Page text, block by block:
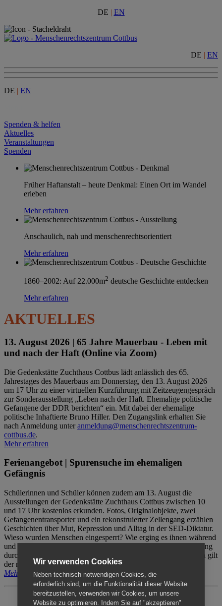
DE | EN
DE | EN
DE | EN
Spenden & helfen
Aktuelles
Veranstaltungen
Spenden
Früher Haftanstalt – heute Denkmal: Einen Ort im Wandel
erleben
Mehr erfahren
Anschaulich, nah und menschenrechtsorientiert
Mehr erfahren
1860–2002: Auf 22.000m2 deutsche Geschichte entdecken
Mehr erfahren
AKTUELLES
13. August 2026 | 65 Jahre Mauerbau - Leben mit
und nach der Haft (Online via Zoom)
Die Gedenkstätte Zuchthaus Cottbus lädt anlässlich des 65.
Jahrestages des Mauerbaus am Donnerstag, den 13. August 2026
um 17 Uhr zu einer virtuellen Kurzführung mit Zeitzeugengespräch
zur Sonderausstellung „Leben nach der Haft. Ehemalige politische
Gefangene der DDR berichten“ ein. Mit dabei der ehemalige
politische Inhaftierte Bruno Hiller. Den Zugangslink erhalten Sie
nach Anmeldung unteranmeldung@menschenrechtszentrum-
cottbus.de.
Mehr erfahren
Ferienangebot | Spurensuche im ehemaligen
Gefängnis
Schülerinnen und Schüler können zudem am 13. August die
Ausstellungen der Gedenkstätte Zuchthaus Cottbus zwischen 10
und 17 Uhr kostenlos erkunden. Fotos, Originalobjekte, zwei
Gefangenentransporter und ein rekonstruierter Zellengang erzählen
Geschichten über Mut, Repression und Alltag in der SED-Diktatur.
Wieso wurden Menschen eingesperrt? Wie erging es ihnen während
und nach der Haft? Der Besuch erfolgt individuell ohne Betreuung
durch das Menschenrechtszentrum Cottbus. Für Begleitpersonen gilt
der reguläre Eintritt (8€ / ermäßigt 5€).
Mehr erfahren
Wir verwenden Cookies
Neben technisch notwendigen Cookies, die
erforderlich sind, um die Funktionalität dieser Website
bereitzustellen, verwenden wir Cookies, um unsere
Website zu optimieren. Indem Sie auf "akzeptieren"